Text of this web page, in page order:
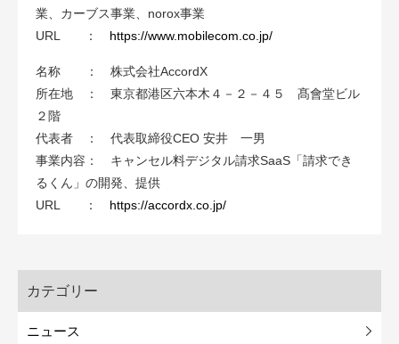
業、カーブス事業、norox事業
URL ： https://www.mobilecom.co.jp/
名称 ： 株式会社AccordX
所在地 ： 東京都港区六本木４－２－４５ 髙會堂ビル
２階
代表者 ： 代表取締役CEO 安井 一男
事業内容： キャンセル料デジタル請求SaaS「請求でき
るくん」の開発、提供
URL ： https://accordx.co.jp/
カテゴリー
ニュース